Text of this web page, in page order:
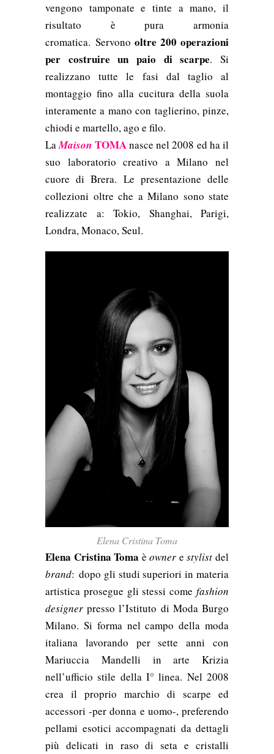
vengono tamponate e tinte a mano, il
risultato è pura armonia
cromatica. Servono oltre 200 operazioni
per costruire un paio di scarpe. Si
realizzano tutte le fasi dal taglio al
montaggio fino alla cucitura della suola
interamente a mano con taglierino, pinze,
chiodi e martello, ago e filo.
LaMaison TOMAnasce nel 2008 ed ha il
suo laboratorio creativo a Milano nel
cuore di Brera.Le presentazione delle
collezioni oltre che a Milano sono state
realizzate a: Tokio, Shanghai, Parigi,
Londra, Monaco, Seul.
Elena Cristina Toma
Elena Cristina Toma èowner estylist del
brand: dopo gli studi superiori in materia
artistica prosegue gli stessi come fashion
designer presso l’Istituto di Moda Burgo
Milano. Si forma nel campo della moda
italiana lavorando per sette anni con
Mariuccia Mandelli in arte Krizia
nell’ufficio stile della I° linea. Nel 2008
crea il proprio marchio di scarpe ed
accessori -per donna e uomo-, preferendo
pellami esotici accompagnati da dettagli
più delicati in raso di seta e cristalli